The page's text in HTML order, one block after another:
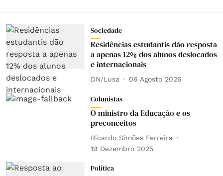
Sociedade
Residências estudantis dão resposta
a apenas 12% dos alunos deslocados
e internacionais
DN/Lusa 06 Agosto 2026
Colunistas
O ministro da Educação e os
preconceitos
Ricardo Simões Ferreira
19 Dezembro 2025
Política